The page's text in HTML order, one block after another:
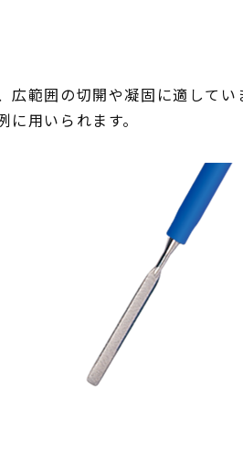
範囲の切開や凝固に適してい
用いられます。